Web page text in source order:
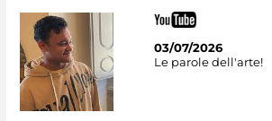
03/07/2026
Le parole dell'arte!